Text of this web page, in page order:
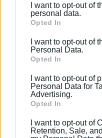
Please note that this
Google services and
behaviour. You may
Google and its third-
section.
I want to opt-out of
personal data.
Opted In
I want to opt-out of
Personal Data.
Opted In
I want to opt-out of
Personal Data for
Advertising.
Opted In
I want to opt-out of
Retention, Sale,
τιμητική και ιδιαίτερα
προσέφερε στην κ.
της Αναγνωστικής
Η κα Μπούκη
σχεδιασμένες
που κοσμείται από τις